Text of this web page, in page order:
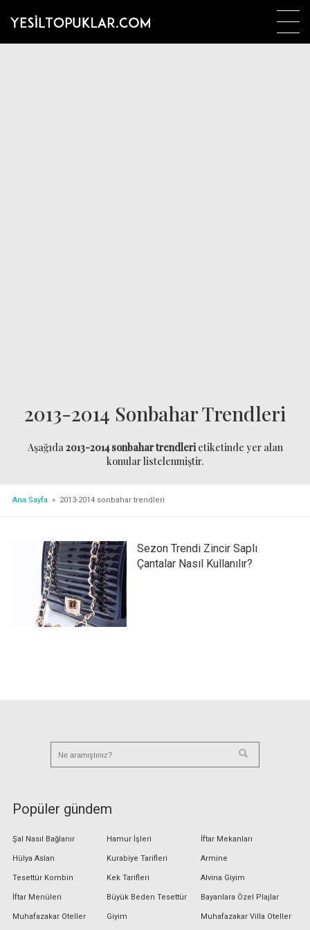
2013-2014 Sonbahar Trendleri
Aşağıda2013-2014 sonbahar trendlerietiketinde yer alan
konular listelenmiştir.
Ana Sayfa » 2013-2014 sonbahar trendleri
Sezon Trendi Zincir Saplı
Çantalar Nasıl Kullanılır?
Popüler gündem
Şal Nasıl Bağlanır
Hülya Aslan
Tesettür Kombin
İftar Menüleri
Muhafazakar Oteller
Hamur İşleri
Kurabiye Tarifleri
Kek Tarifleri
Büyük Beden Tesettür
Giyim
İftar Mekanları
Armine
Alvina Giyim
Bayanlara Özel Plajlar
Muhafazakar Villa Oteller